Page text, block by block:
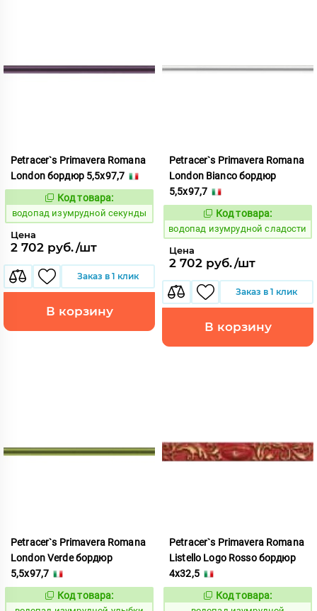
Petracer`s Primavera Romana
London бордюр 5,5x97,7
191837
Код товара:
водопад изумрудной секунды
Цена
2 702 руб./шт
Заказ в 1 клик
В корзину
Petracer`s Primavera Romana
London Bianco бордюр
5,5x97,7
191845
Код товара:
водопад изумрудной сладости
Цена
2 702 руб./шт
Заказ в 1 клик
В корзину
Petracer`s Primavera Romana
London Verde бордюр
5,5x97,7
191861
Код товара:
Petracer`s Primavera Romana
Listello Logo Rosso бордюр
4x32,5
191854
Код товара: